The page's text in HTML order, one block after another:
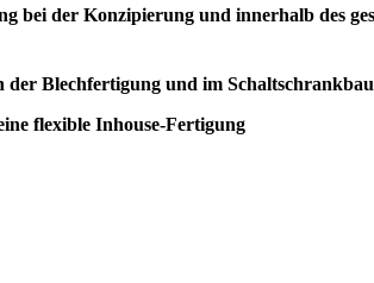
bei der Konzipierung und innerhalb des
Blechfertigung und im Schaltschrankbau
flexible Inhouse-Fertigung